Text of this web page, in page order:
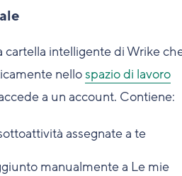
cartella intelligente di Wrike
nellospazio di lavoro
a un account. Contiene:
assegnate a te
manualmente a Le mie